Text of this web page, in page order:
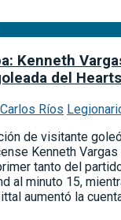
Kenneth
del Hearts
Ríos
de visitante
Kenneth
tanto del
al minuto 15,
aumentó la